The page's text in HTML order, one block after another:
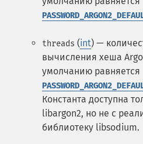
threads (int) —
вычисления хеша
умолчанию равняется
Константа доступна
libargon2, но не с
библиотеку libsodium.